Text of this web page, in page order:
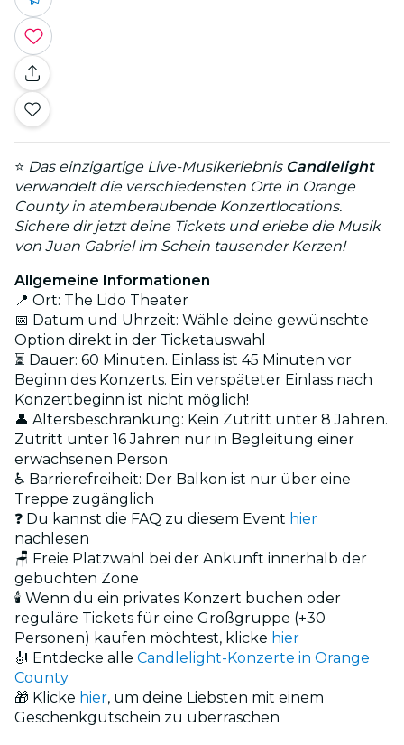
⭐ Das einzigartige Live-Musikerlebnis Candlelight
verwandelt die verschiedensten Orte in Orange
County in atemberaubende Konzertlocations.
Sichere dir jetzt deine Tickets und erlebe die Musik
von Juan Gabriel im Schein tausender Kerzen!
Allgemeine Informationen
📍 Ort: The Lido Theater
📅 Datum und Uhrzeit: Wähle deine gewünschte
Option direkt in der Ticketauswahl
⏳ Dauer: 60 Minuten. Einlass ist 45 Minuten vor
Beginn des Konzerts. Ein verspäteter Einlass nach
Konzertbeginn ist nicht möglich!
👤 Altersbeschränkung: Kein Zutritt unter 8 Jahren.
Zutritt unter 16 Jahren nur in Begleitung einer
erwachsenen Person
♿ Barrierefreiheit: Der Balkon ist nur über eine
Treppe zugänglich
❓ Du kannst die FAQ zu diesem Event hier
nachlesen
🪑 Freie Platzwahl bei der Ankunft innerhalb der
gebuchten Zone
🕯️ Wenn du ein privates Konzert buchen oder
reguläre Tickets für eine Großgruppe (+30
Personen) kaufen möchtest, klicke hier
🎻 Entdecke alle Candlelight-Konzerte in Orange
County
🎁 Klicke hier, um deine Liebsten mit einem
Geschenkgutschein zu überraschen